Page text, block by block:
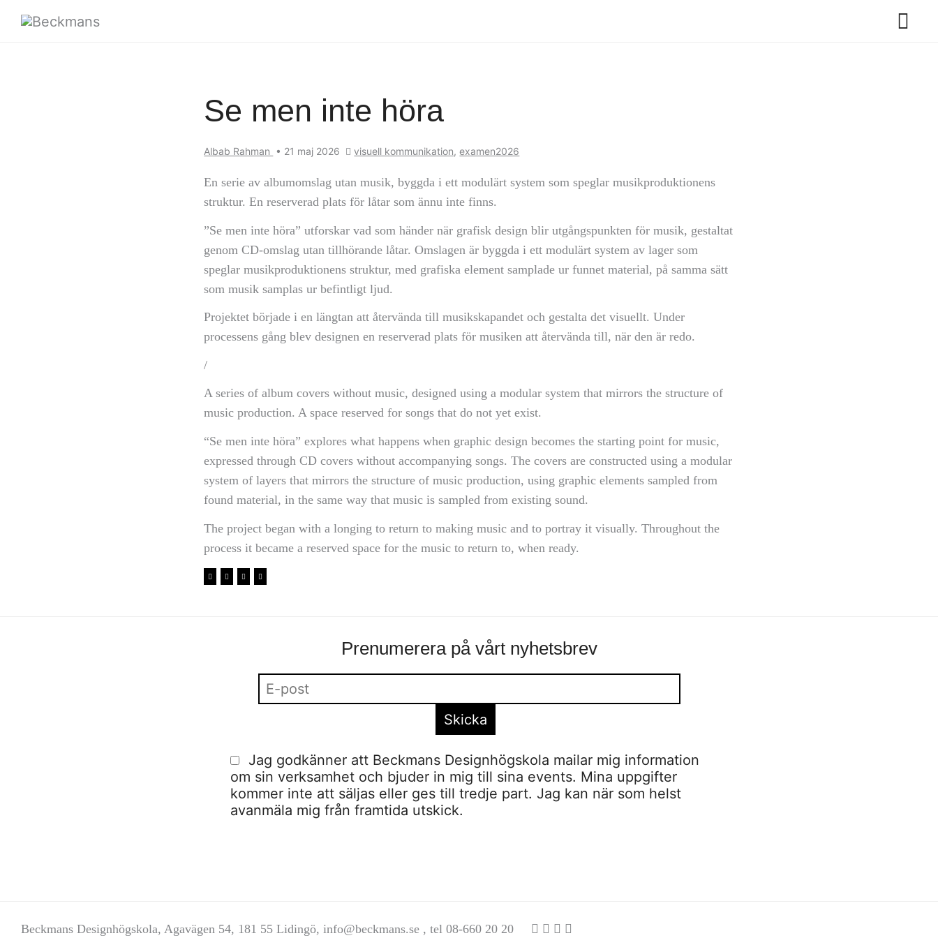
Se men inte höra
Albab Rahman • 21 maj 2026 visuell kommunikation,examen2026
En serie av albumomslag utan musik, byggda i ett modulärt system som speglar musikproduktionens
struktur. En reserverad plats för låtar som ännu inte finns.
”Se men inte höra” utforskar vad som händer när grafisk design blir utgångspunkten för musik, gestaltat
genom CD-omslag utan tillhörande låtar. Omslagen är byggda i ett modulärt system av lager som
speglar musikproduktionens struktur, med grafiska element samplade ur funnet material, på samma sätt
som musik samplas ur befintligt ljud.
Projektet började i en längtan att återvända till musikskapandet och gestalta det visuellt. Under
processens gång blev designen en reserverad plats för musiken att återvända till, när den är redo.
/
A series of album covers without music, designed using a modular system that mirrors the structure of
music production. A space reserved for songs that do not yet exist.
“Se men inte höra” explores what happens when graphic design becomes the starting point for music,
expressed through CD covers without accompanying songs. The covers are constructed using a modular
system of layers that mirrors the structure of music production, using graphic elements sampled from
found material, in the same way that music is sampled from existing sound.
The project began with a longing to return to making music and to portray it visually. Throughout the
process it became a reserved space for the music to return to, when ready.
Prenumerera på vårt nyhetsbrev
Jag godkänner att Beckmans Designhögskola mailar mig information
om sin verksamhet och bjuder in mig till sina events. Mina uppgifter
kommer inte att säljas eller ges till tredje part. Jag kan när som helst
avanmäla mig från framtida utskick.
Beckmans Designhögskola, Agavägen 54, 181 55 Lidingö, info@beckmans.se , tel 08-660 20 20